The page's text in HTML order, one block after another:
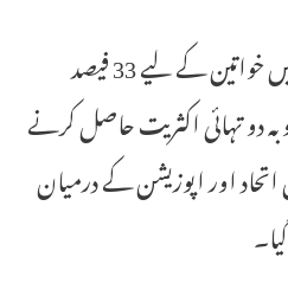
بل، جس کا مقصد پارلیمنٹ میں خواتین کے لیے 33 فیصد
دو تہائی اکثریت حاصل کرنے
اور اپوزیشن کے درمیان